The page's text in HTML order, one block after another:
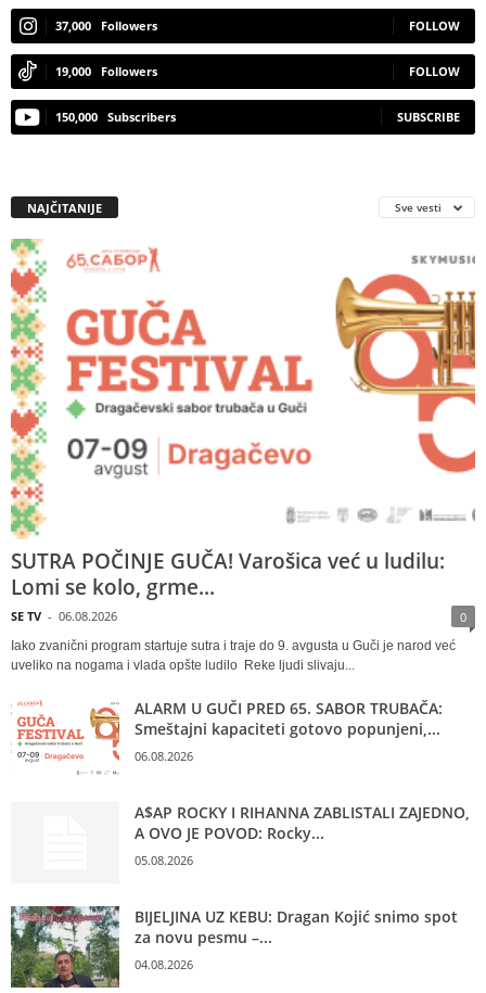
37,000 Followers FOLLOW
19,000 Followers FOLLOW
150,000 Subscribers SUBSCRIBE
NAJČITANIJE Sve vesti
SUTRA POČINJE GUČA! Varošica već u ludilu:
Lomi se kolo, grme...
SE TV - 06.08.2026 0
Iako zvanični program startuje sutra i traje do 9. avgusta u Guči je narod već
uveliko na nogama i vlada opšte ludilo Reke ljudi slivaju...
ALARM U GUČI PRED 65. SABOR TRUBAČA:
Smeštajni kapaciteti gotovo popunjeni,...
06.08.2026
A$AP ROCKY I RIHANNA ZABLISTALI ZAJEDNO,
A OVO JE POVOD: Rocky...
05.08.2026
BIJELJINA UZ KEBU: Dragan Kojić snimo spot
za novu pesmu –...
04.08.2026